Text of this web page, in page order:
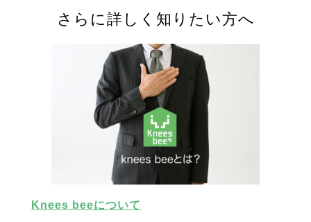
さらに詳しく知りたい方へ
Knees beeについて